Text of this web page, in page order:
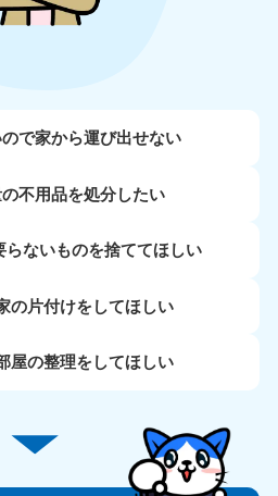
で家から運び出せない
不用品を処分したい
らないものを捨ててほしい
の片付けをしてほしい
屋の整理をしてほしい